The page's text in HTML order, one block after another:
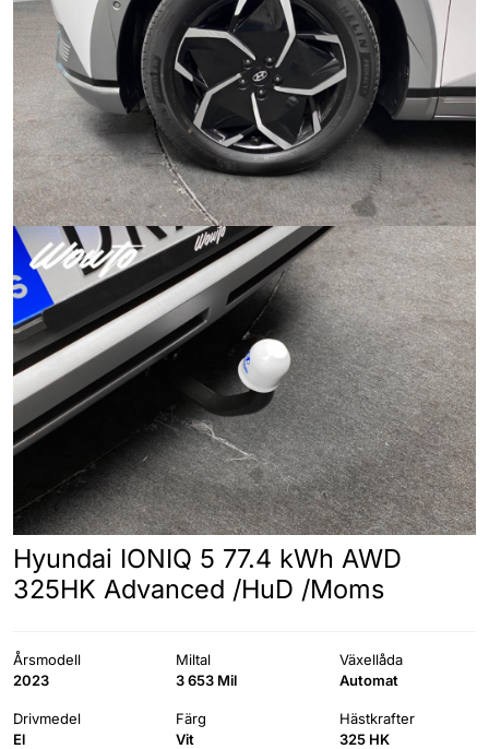
Hyundai IONIQ 5 77.4 kWh AWD
325HK Advanced /HuD /Moms
Årsmodell
2023
Miltal
3 653 Mil
Växellåda
Automat
Drivmedel
El
Färg
Vit
Hästkrafter
325 HK